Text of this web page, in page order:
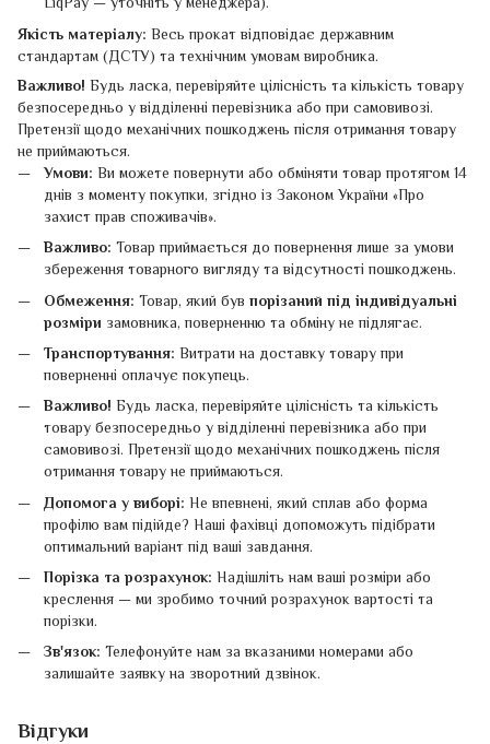
Якість матеріалу: Весь прокат відповідає державним
стандартам (ДСТУ) та технічним умовам виробника.
Важливо! Будь ласка, перевіряйте цілісність та кількість товару
безпосередньо у відділенні перевізника або при самовивозі.
Претензії щодо механічних пошкоджень після отримання товару
не приймаються.
Умови: Ви можете повернути або обміняти товар протягом 14
днів з моменту покупки, згідно із Законом України «Про
захист прав споживачів».
Важливо: Товар приймається до повернення лише за умови
збереження товарного вигляду та відсутності пошкоджень.
Обмеження: Товар, який був порізаний під індивідуальні
розміри замовника, поверненню та обміну не підлягає.
Транспортування: Витрати на доставку товару при
поверненні оплачує покупець.
Важливо! Будь ласка, перевіряйте цілісність та кількість
товару безпосередньо у відділенні перевізника або при
самовивозі. Претензії щодо механічних пошкоджень після
отримання товару не приймаються.
Допомога у виборі: Не впевнені, який сплав або форма
профілю вам підійде? Наші фахівці допоможуть підібрати
оптимальний варіант під ваші завдання.
Порізка та розрахунок: Надішліть нам ваші розміри або
креслення — ми зробимо точний розрахунок вартості та
порізки.
Зв'язок: Телефонуйте нам за вказаними номерами або
залишайте заявку на зворотний дзвінок.
Відгуки